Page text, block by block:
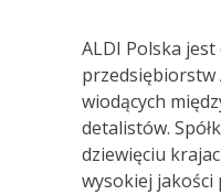
ALDI Polska
przedsiębiorstw
wiodących
detalistów.
dziewięciu
wysokiej